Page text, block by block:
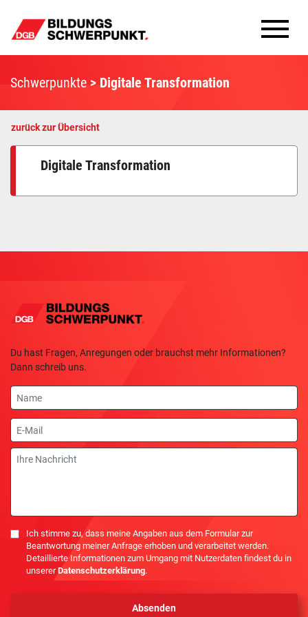
Bildungsschwerpunkte
Infomaterial
Methoden
Schwerpunkte Digitale Transformation
zurück zur Übersicht
Digitale Transformation
Du hast Fragen, Anregungen oder brauchst mehr Informationen?
Dann schreib uns.
Name
E-
Mail
Nachricht
Einwilligung
Ich stimme zu, dass meine Angaben aus dem Formular zur
Beantwortung meiner Anfrage erhoben und verarbeitet werden.
Detaillierte Informationen zum Umgang mit Nutzerdaten findest du in
unsererDatenschutzerklärung.